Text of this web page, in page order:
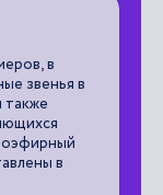
в
звенья в
также
в